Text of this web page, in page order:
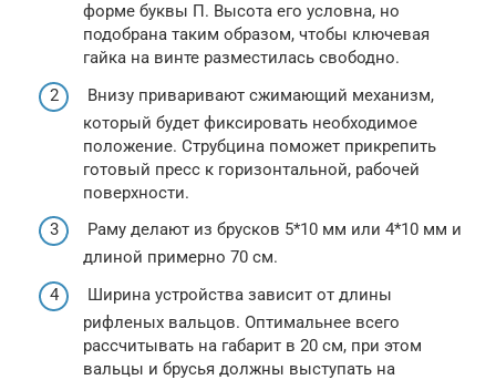
форме буквы П. Высота его условна, но
подобрана таким образом, чтобы ключевая
гайка на винте разместилась свободно.
Внизу приваривают сжимающий механизм,
который будет фиксировать необходимое
положение. Струбцина поможет прикрепить
готовый пресс к горизонтальной, рабочей
поверхности.
Раму делают из брусков 5*10 мм или 4*10 мм и
длиной примерно 70 см.
Ширина устройства зависит от длины
рифленых вальцов. Оптимальнее всего
рассчитывать на габарит в 20 см, при этом
вальцы и брусья должны выступать на